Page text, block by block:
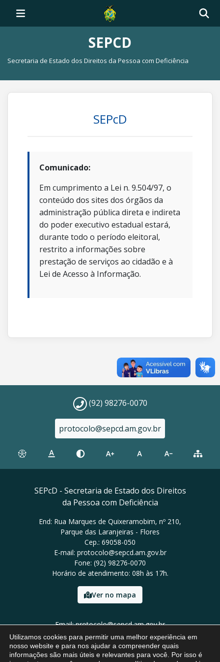
SEPCD
Secretaria de Estado dos Direitos da Pessoa com Deficiência
SEPcD
Comunicado:
Em cumprimento a Lei n. 9.504/97, o
conteúdo dos sites dos órgãos da
administração pública direta e indireta
do poder executivo estadual estará,
durante todo o período eleitoral,
restrito a informações sobre
prestação de serviços ao cidadão e à
Lei de Acesso à Informação.
(92) 98276-0070
protocolo@sepcd.am.gov.br
SEPcD - Secretaria de Estado dos Direitos
da Pessoa com Deficiência
End: Rua Marques de Quixeramobim, nº 210,
Parque das Laranjeiras - Flores
Cep.: 69058-050
E-mail: protocolo@sepcd.am.gov.br
Fone: (92) 98276-0070
Horário de atendimento: 08h às 17h.
Ver no mapa
Email: protocolo@sepcd.am.gov.br
Tel: (92) 98276-0070
Utilizamos cookies para permitir uma melhor experiência em
nosso website e para nos ajudar a compreender quais
informações são mais úteis e relevantes para você. Por isso é